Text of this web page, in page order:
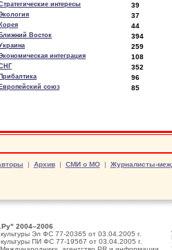
интересы 39
37
Корея 44
Ближний Восток 394
259
интеграция 108
352
Прибалтика 96
Европейский союз 85
| Архив| СМИ о МО| Журналисты-
2004–2006
Эл ФС 77-20365 от 03.04.2005 г.
ПИ ФС 77-19567 от 03.04.2005 г.